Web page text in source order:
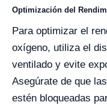
Optimización del
Para optimizar el
oxígeno, utiliza el
ventilado y evite
Asegúrate de que
estén bloqueadas